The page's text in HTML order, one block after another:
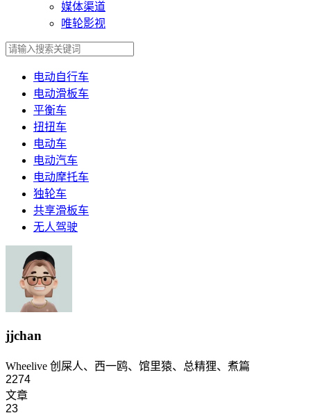
媒体渠道
唯轮影视
电动自行车
电动滑板车
平衡车
扭扭车
电动车
电动汽车
电动摩托车
独轮车
共享滑板车
无人驾驶
jjchan
Wheelive 创屎人、西一鸥、馆里猿、总精狸、煮篇
2274
文章
23